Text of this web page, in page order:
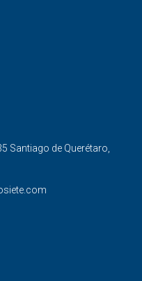
Santiago de Querétaro,